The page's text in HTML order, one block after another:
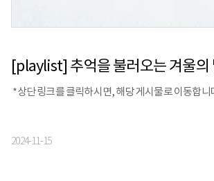
*상단 링크를 클릭하시면, 해당 게시물로 이동합니
2024-11-15